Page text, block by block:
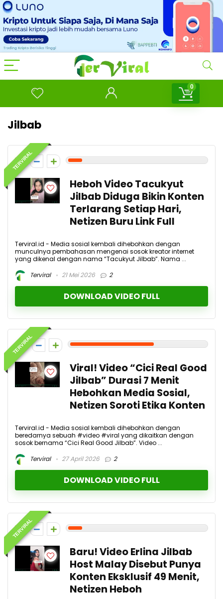
0
Jilbab
TERVIRAL
1
Heboh Video Tacukyut
Jilbab Diduga Bikin Konten
Terlarang Setiap Hari,
Netizen Buru Link Full
Terviral.id - Media sosial kembali dihebohkan dengan
munculnya pembahasan mengenai sosok kreator internet
yang dikenal dengan nama “Tacukyut Jilbab”. Nama ...
Terviral
21 Mei 2026 2
DOWNLOAD VIDEO FULL
TERVIRAL
6
Viral! Video “Cici Real Good
Jilbab” Durasi 7 Menit
Hebohkan Media Sosial,
Netizen Soroti Etika Konten
Terviral.id - Media sosial kembali dihebohkan dengan
beredarnya sebuah #video #viral yang dikaitkan dengan
sosok bernama “Cici Real Good Jilbab”. Video ...
Terviral
27 April 2026 2
DOWNLOAD VIDEO FULL
TERVIRAL
1
Baru! Video Erlina Jilbab
Host Malay Disebut Punya
Konten Eksklusif 49 Menit,
Netizen Heboh